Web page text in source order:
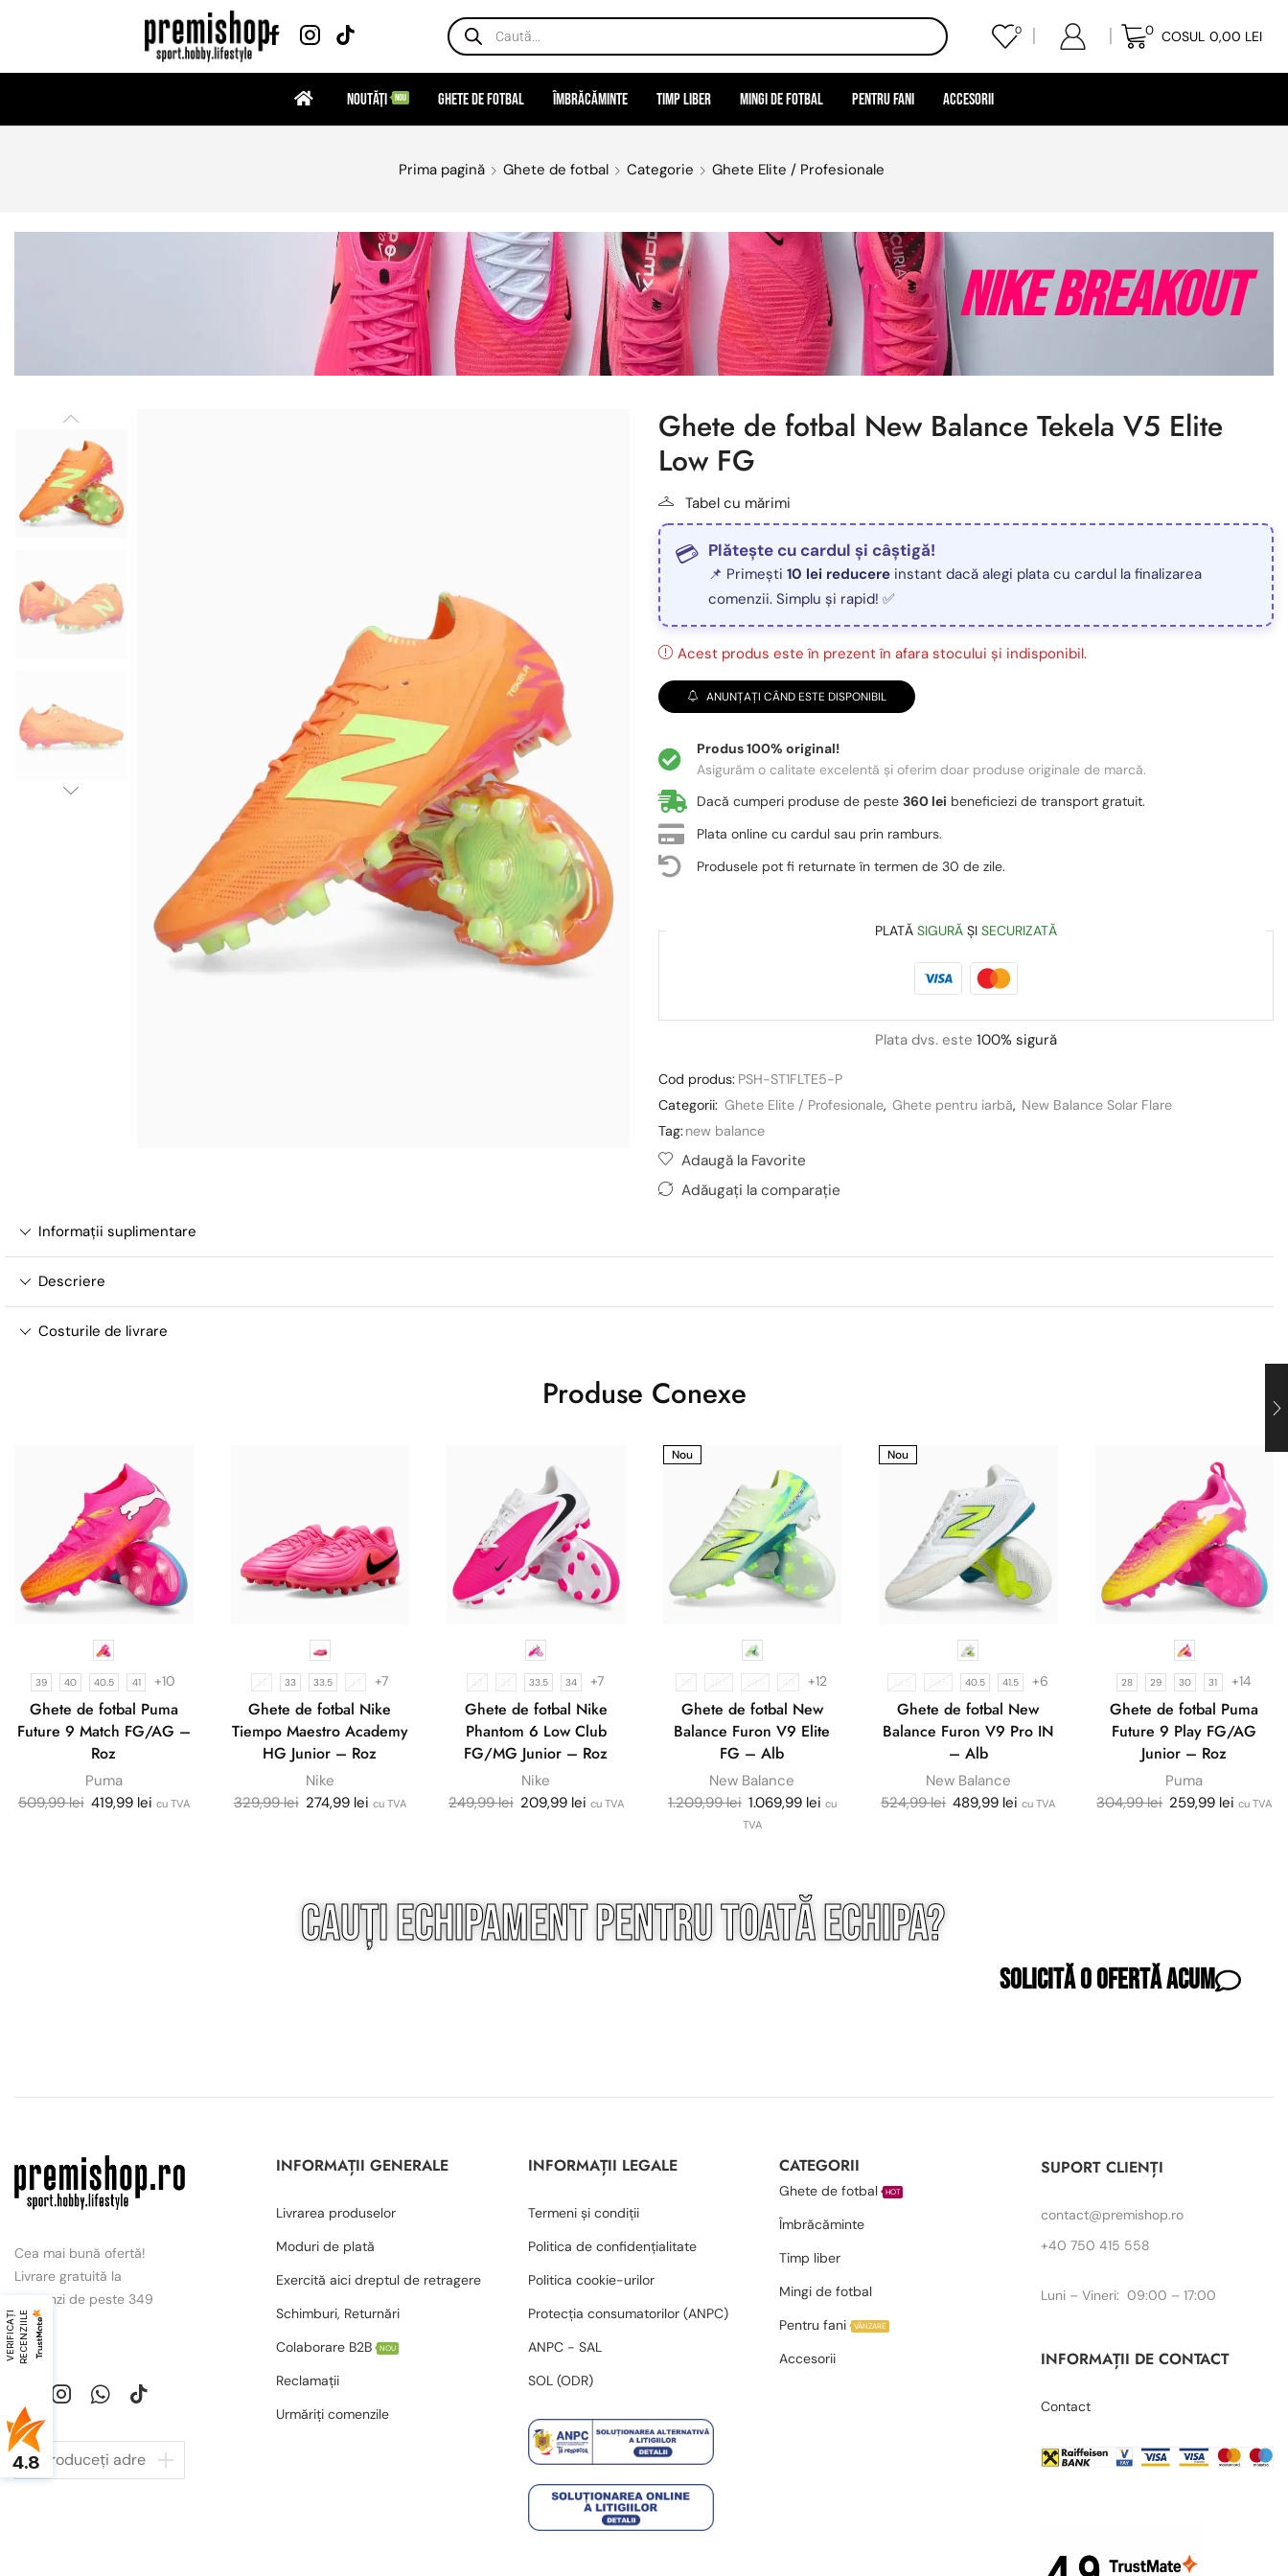
0 0 COSUL 0,00 LEI
Noutăți NOU Ghete de fotbal Îmbrăcăminte Timp liber Mingi de fotbal Pentru Fani Accesorii
Prima pagină Ghete de fotbal Categorie Ghete Elite / Profesionale
Nike Breakout
Ghete de fotbal New Balance Tekela V5 Elite
Low FG
Tabel cu mărimi
Plătește cu cardul și câștigă!
📌 Primești 10 lei reducere instant dacă alegi plata cu cardul la finalizarea
comenzii. Simplu și rapid! ✅
Acest produs este în prezent în afara stocului și indisponibil.
ANUNȚAȚI CÂND ESTE DISPONIBIL
Produs 100% original!
Asigurăm o calitate excelentă și oferim doar produse originale de marcă.
Dacă cumperi produse de peste 360 lei beneficiezi de transport gratuit.
Plata online cu cardul sau prin ramburs.
Produsele pot fi returnate în termen de 30 de zile.
PLATĂ SIGURĂ ȘI SECURIZATĂ
Plata dvs. este 100% sigură
Cod produs: PSH-ST1FLTE5-P
Categorii: Ghete Elite / Profesionale, Ghete pentru iarbă, New Balance Solar Flare
Tag:new balance
Adaugă la Favorite
Adăugați la comparație
Informații suplimentare
Descriere
Costurile de livrare
Produse Conexe
39 40 40.5 41 +10
Ghete de fotbal Puma
Future 9 Match FG/AG –
Roz
Puma
509,99lei 419,99 lei cu TVA
32 33 33.5 34 +7
Ghete de fotbal Nike
Tiempo Maestro Academy
HG Junior – Roz
Nike
329,99lei 274,99 lei cu TVA
32 33 33.5 34 +7
Ghete de fotbal Nike
Phantom 6 Low Club
FG/MG Junior – Roz
Nike
249,99lei 209,99 lei cu TVA
Nou
38 38.5 39.5 40 +12
Ghete de fotbal New
Balance Furon V9 Elite
FG – Alb
New Balance
1.209,99lei 1.069,99 lei cu
TVA
Nou
38.5 39.5 40.5 41.5 +6
Ghete de fotbal New
Balance Furon V9 Pro IN
– Alb
New Balance
524,99lei 489,99 lei cu TVA
28 29 30 31 +14
Ghete de fotbal Puma
Future 9 Play FG/AG
Junior – Roz
Puma
304,99lei 259,99 lei cu TVA
Cauți echipament pentrutoatăechipa?
Solicită o ofertă acum
Cea mai bună ofertă!
Livrare gratuită la
comenzi de peste 349
lei.
INFORMAȚII GENERALE
Livrarea produselor
Moduri de plată
Exercită aici dreptul de retragere
Schimburi, Returnări
Colaborare B2B
NOU
Reclamații
Urmăriți comenzile
INFORMAȚII LEGALE
Termeni și condiții
Politica de confidențialitate
Politica cookie-urilor
Protecția consumatorilor (ANPC)
ANPC - SAL
SOL (ODR)
CATEGORII
Ghete de fotbal HOT
Îmbrăcăminte
Timp liber
Mingi de fotbal
Pentru fani
VÂNZARE
Accesorii
SUPORT CLIENȚI
contact@premishop.ro
+40 750 415 558
Luni – Vineri: 09:00 – 17:00
INFORMAȚII DE CONTACT
Contact
V
E
R
I
F
I
C
A
Ț
I
R
E
C
E
N
Z
I
I
LE
4.8